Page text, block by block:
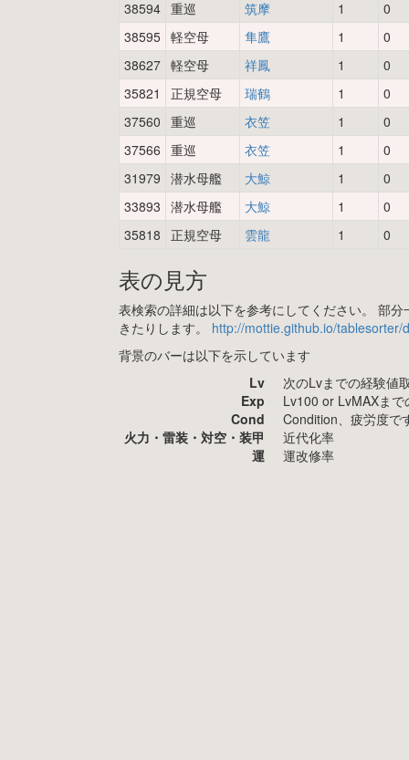
38594 重巡 筑摩 1
0
38595 軽空母 隼鷹 1
0
38627 軽空母 祥鳳 1
0
35821
正規空母 瑞鶴 1
0
37560 重巡 衣笠 1
0
37566 重巡 衣笠 1
0
31979 潜水母艦 大鯨 1
0
33893 潜水母艦 大鯨 1
0
35818
正規空母 雲龍 1 0
表の見方
表検索の詳細は以下を参考にしてください。 部
きたりします。 http://mottie.github.io/
背景のバーは以下を示しています
Lv
次のLvまでの経験値
Exp
Lv100 or LvMAXま
Cond
Condition、疲労度で
火力・雷装・対空・装甲
近代化率
運
運改修率